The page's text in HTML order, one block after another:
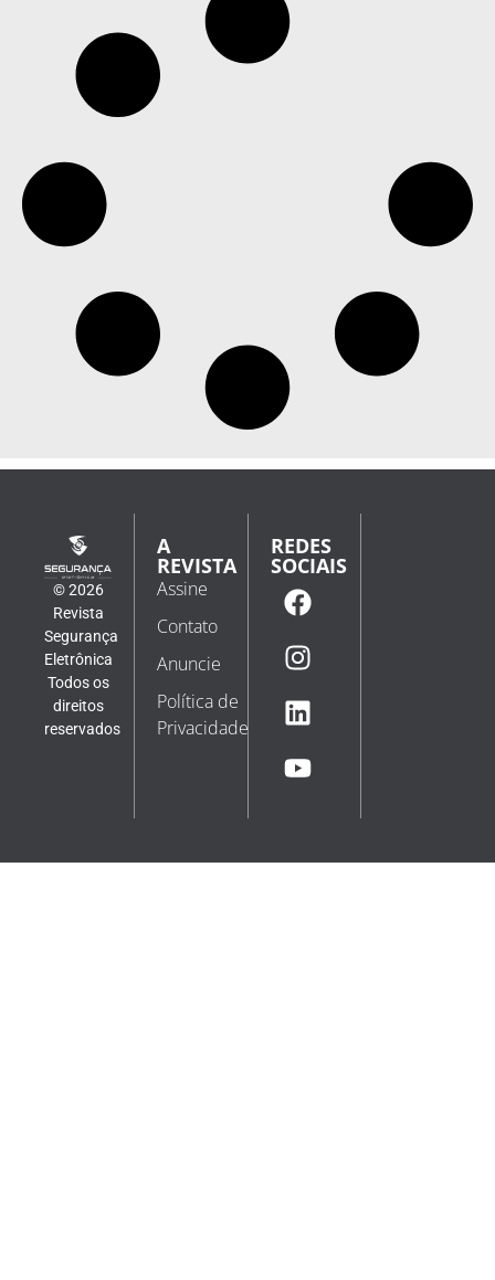
© 2026
Revista
Segurança
Eletrônica
Todos os
direitos
reservados
A
REVISTA
Assine
Contato
Anuncie
Política de
Privacidade
REDES
SOCIAIS